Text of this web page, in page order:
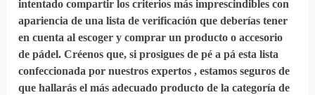
intentado compartir los criterios más imprescindibles con
apariencia de una lista de verificación que deberías tener
en cuenta al escoger y comprar un producto o accesorio
de pádel. Créenos que, si prosigues de pé a pá esta lista
confeccionada por nuestros expertos , estamos seguros de
que hallarás el más adecuado producto de la categoría de